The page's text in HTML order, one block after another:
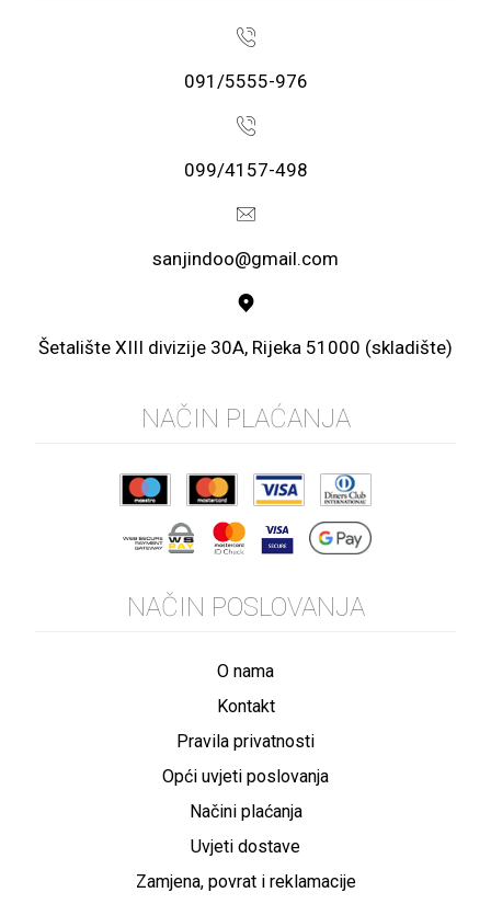
091/5555-976
099/4157-498
sanjindoo@gmail.com
Šetalište XIII divizije 30A, Rijeka 51000 (skladište)
NAČIN PLAĆANJA
NAČIN POSLOVANJA
O nama
Kontakt
Pravila privatnosti
Opći uvjeti poslovanja
Načini plaćanja
Uvjeti dostave
Zamjena, povrat i reklamacije